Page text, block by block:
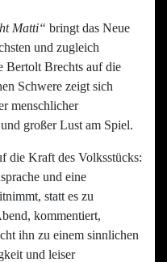
Matti“ bringt das Neue
und zugleich
Bertolt Brechts auf die
Schwere zeigt sich
menschlicher
großer Lust am Spiel.
die Kraft des Volksstücks:
und eine
statt es zu
kommentiert,
ihn zu einem sinnlichen
und leiser